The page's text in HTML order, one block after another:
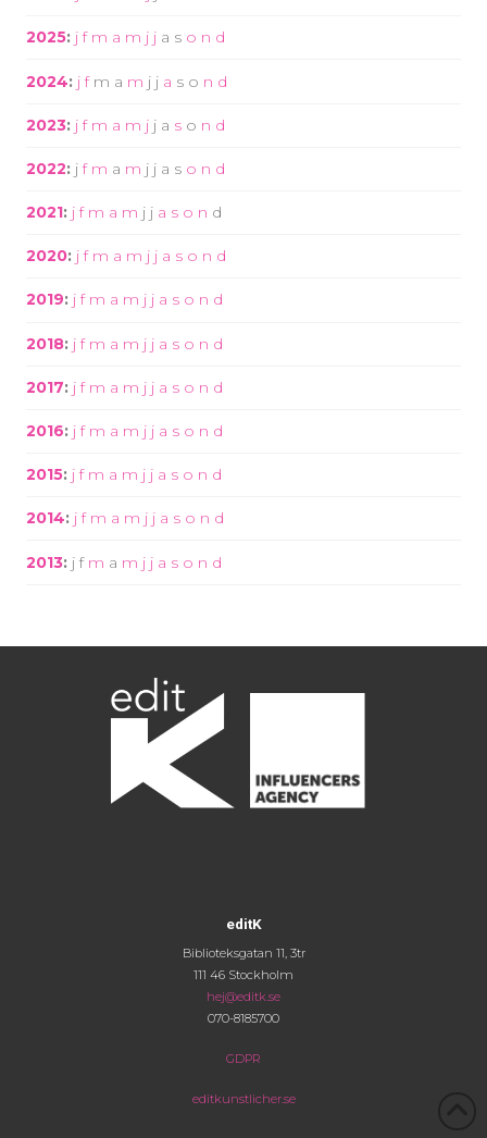
2025: j f m a m j j a s o n d
2024: j f m a m j j a s o n d
2023: j f m a m j j a s o n d
2022: j f m a m j j a s o n d
2021: j f m a m j j a s o n d
2020: j f m a m j j a s o n d
2019: j f m a m j j a s o n d
2018: j f m a m j j a s o n d
2017: j f m a m j j a s o n d
2016: j f m a m j j a s o n d
2015: j f m a m j j a s o n d
2014: j f m a m j j a s o n d
2013: j f m a m j j a s o n d
editK
Biblioteksgatan 11, 3tr
111 46 Stockholm
hej@editk.se
070-8185700
GDPR
editkunstlicher.se